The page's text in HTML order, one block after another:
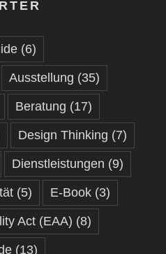
(6)
Ausstellung (35)
Beratung (17)
Design Thinking (7)
Dienstleistungen (9)
(5) E-Book (3)
Act (EAA) (8)
(13)